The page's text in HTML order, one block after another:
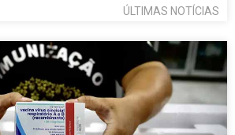
ÚLTIMAS NOTÍCIAS